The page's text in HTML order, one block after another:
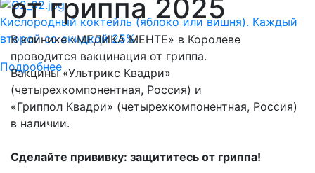
Кислородный коктейль (яблоко или вишня). Каждый
второй со скидкой 25%.
Подробнее
от гриппа 2025
В клинике «МЕДИКА МЕНТЕ» в Королеве
проводится вакцинация от гриппа.
Вакцины «Ультрикс Квадри»
(четырехкомпонентная, Россия) и
«Гриппол Квадри» (четырехкомпонентная, Россия)
в наличии.
Сделайте прививку: защититесь от гриппа!